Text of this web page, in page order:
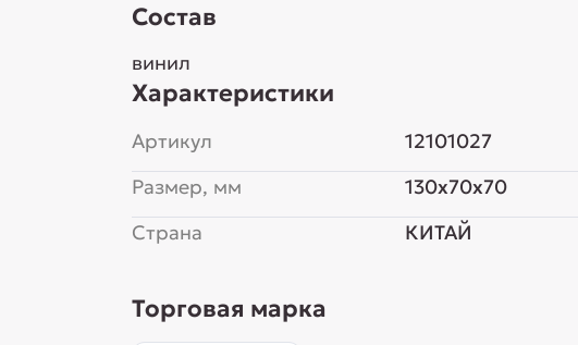
Состав
винил
Характеристики
Артикул
12101027
Размер, мм
130x70x70
Страна
КИТАЙ
Торговая марка